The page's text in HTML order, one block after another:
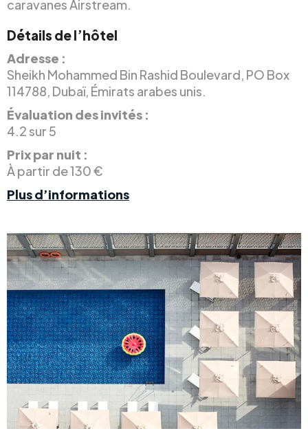
caravanes Airstream.
Détails de l’hôtel
Adresse :
Sheikh Mohammed Bin Rashid Boulevard, PO Box
114788, Dubaï, Émirats arabes unis.
Évaluation des invités :
4.2 sur 5
Prix par nuit :
À partir de 130 €
Plus d’informations